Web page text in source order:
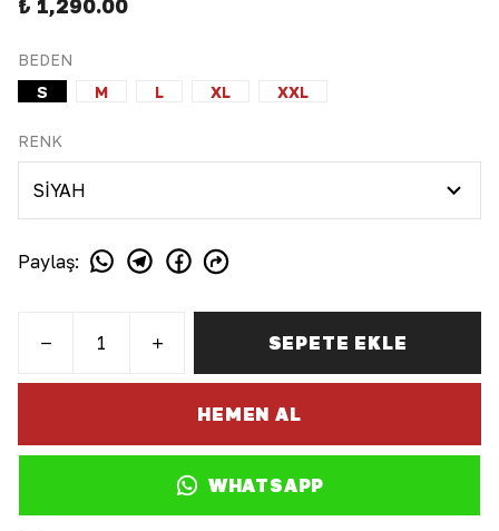
₺ 1,290.00
BEDEN
S
M L XL XXL
RENK
Paylaş:
SEPETE EKLE
HEMEN AL
WHATSAPP